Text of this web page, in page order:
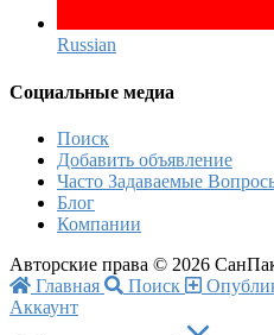
Russian‎
Социальные медиа
Поиск
Добавить объявление
Часто Задаваемые
Блог
Компании
Авторские права © 2026
Главная
Поиск
Аккаунт